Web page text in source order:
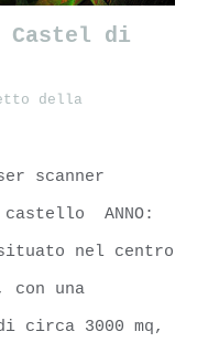
di Ieri
Castel di
della
scanner
castello ANNO:
nel centro
una
circa 3000 mq,